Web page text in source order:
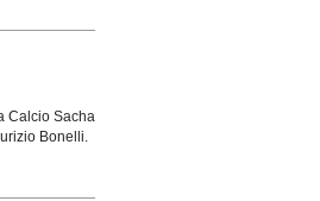
Calcio Sacha
Bonelli.